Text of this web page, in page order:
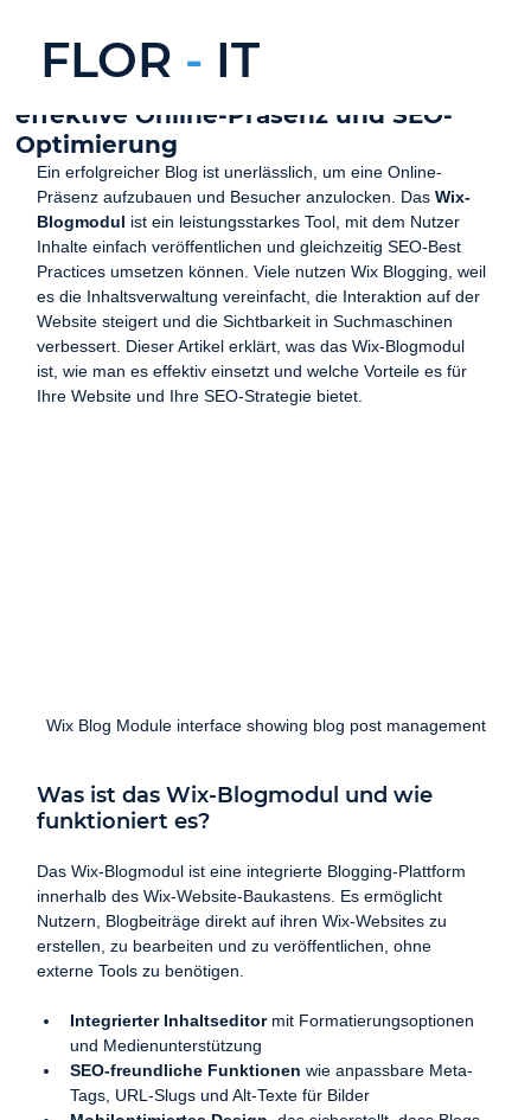
FLOR - IT
Das Wix-Blogmodul meistern für eine
effektive Online-Präsenz und SEO-
Optimierung
Ein erfolgreicher Blog ist unerlässlich, um eine Online-
Präsenz aufzubauen und Besucher anzulocken. Das Wix-
Blogmodul ist ein leistungsstarkes Tool, mit dem Nutzer
Inhalte einfach veröffentlichen und gleichzeitig SEO-Best
Practices umsetzen können. Viele nutzen Wix Blogging, weil
es die Inhaltsverwaltung vereinfacht, die Interaktion auf der
Website steigert und die Sichtbarkeit in Suchmaschinen
verbessert. Dieser Artikel erklärt, was das Wix-Blogmodul
ist, wie man es effektiv einsetzt und welche Vorteile es für
Ihre Website und Ihre SEO-Strategie bietet.
Wix Blog Module interface showing blog post management
Was ist das Wix-Blogmodul und wie
funktioniert es?
Das Wix-Blogmodul ist eine integrierte Blogging-Plattform
innerhalb des Wix-Website-Baukastens. Es ermöglicht
Nutzern, Blogbeiträge direkt auf ihren Wix-Websites zu
erstellen, zu bearbeiten und zu veröffentlichen, ohne
externe Tools zu benötigen.
Integrierter Inhaltseditor mit Formatierungsoptionen
und Medienunterstützung
SEO-freundliche Funktionen wie anpassbare Meta-
Tags, URL-Slugs und Alt-Texte für Bilder